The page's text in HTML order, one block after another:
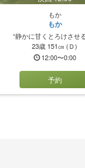
もか
もか
“静かに甘くとろけさせ
23歳 151㎝ (Ｄ)
12:00〜0:00
予約